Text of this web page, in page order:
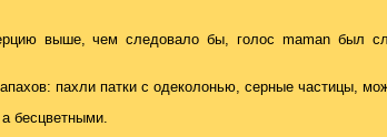
выше, чем следовало бы, голос maman был
пахли патки с одеколонью, серные частицы,
бесцветными.